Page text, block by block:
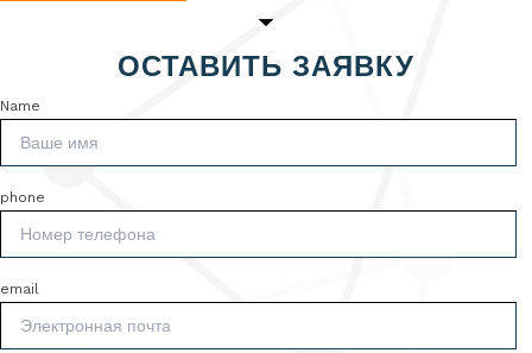
ОСТАВИТЬ ЗАЯВКУ
Name
phone
email